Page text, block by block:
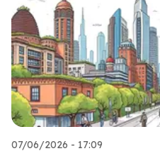
07/06/2026 - 17:09